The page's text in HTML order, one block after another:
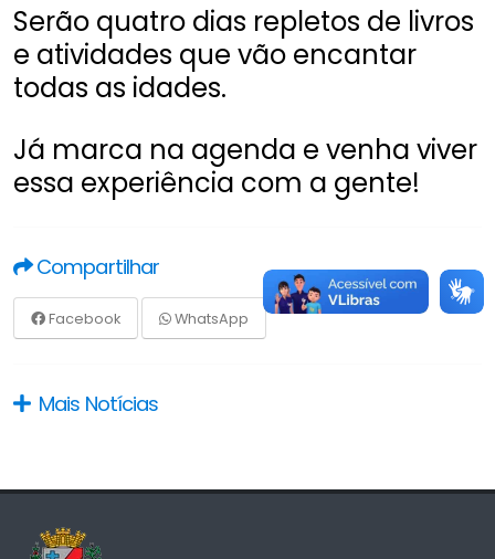
Serão quatro dias repletos de livros
e atividades que vão encantar
todas as idades.
Já marca na agenda e venha viver
essa experiência com a gente!
Compartilhar
Facebook WhatsApp
Mais Notícias